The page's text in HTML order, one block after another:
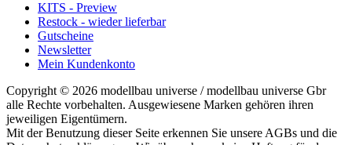
KITS - Preview
Restock - wieder lieferbar
Gutscheine
Newsletter
Mein Kundenkonto
Copyright © 2026 modellbau universe / modellbau universe Gbr
alle Rechte vorbehalten. Ausgewiesene Marken gehören ihren
jeweiligen Eigentümern.
Mit der Benutzung dieser Seite erkennen Sie unsere AGBs und die